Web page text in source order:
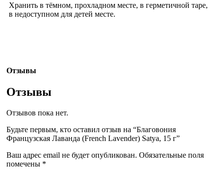
Хранить в тёмном, прохладном месте, в герметичной таре,
в недоступном для детей месте.
Отзывы
Отзывы
Отзывов пока нет.
Будьте первым, кто оставил отзыв на “Благовония
Французская Лаванда (French Lavender) Satya, 15 г”
Ваш адрес email не будет опубликован. Обязательные поля
помечены *